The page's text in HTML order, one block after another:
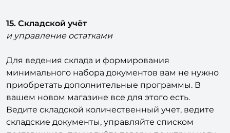
15. Складской учёт
и управление остатками
Для ведения склада и формирования
минимального набора документов вам не нужно
приобретать дополнительные программы. В
вашем новом магазине все для этого есть.
Ведите складской количественный учет, ведите
складские документы, управляйте списком